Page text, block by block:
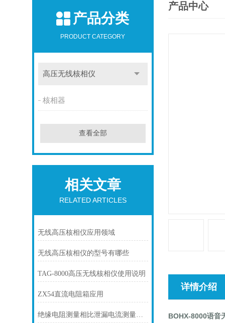
产品分类
PRODUCT CATEGORY
高压无线核相仪
核相器
查看全部
相关文章
RELATED ARTICLES
无线高压核相仪应用领域
无线高压核相仪的型号有哪些
TAG-8000高压无线核相仪使用说明
ZX54直流电阻箱应用
绝缘电阻测量相比泄漏电流测量的优点
产品中心
详情介绍
BOHX-8000语音